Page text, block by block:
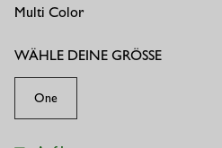
Multi Color
WÄHLE DEINE GRÖSSE
One